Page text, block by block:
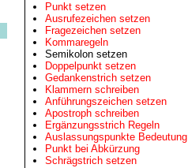
Punkt setzen
Ausrufezeichen setzen
Fragezeichen setzen
Kommaregeln
Semikolon setzen
Doppelpunkt setzen
Gedankenstrich setzen
Klammern schreiben
Anführungszeichen setzen
Apostroph schreiben
Ergänzungsstrich Regeln
Auslassungspunkte Bedeutung
Punkt bei Abkürzung
Schrägstrich setzen